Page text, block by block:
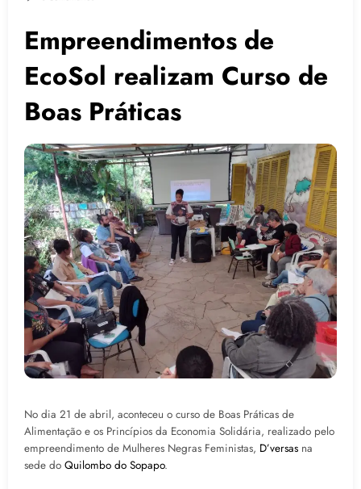
Empreendimentos de
EcoSol realizam Curso de
Boas Práticas
No dia 21 de abril, aconteceu o curso de Boas Práticas de
Alimentação e os Princípios da Economia Solidária, realizado pelo
empreendimento de Mulheres Negras Feministas, D’versas na
sede do Quilombo do Sopapo.